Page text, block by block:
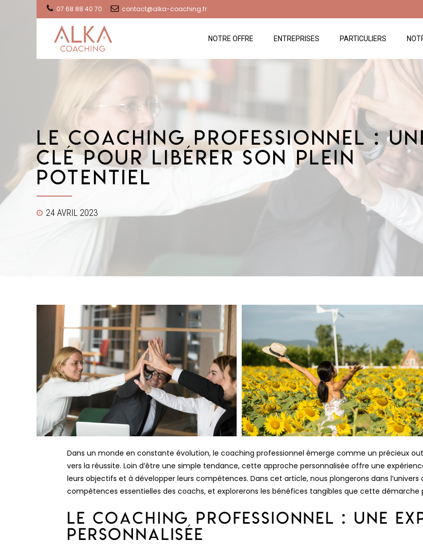
07 68 88 40 70 contact@alka-coaching.fr
NOTRE OFFRE ENTREPRISES PARTICULIERS
Le Coaching Professionnel :
Clé pour Libérer son Plein
Potentiel
24 AVRIL 2023
Dans un monde en constante évolution, le coaching professionnel émerge comme un précieux
vers la réussite. Loin d’être une simple tendance, cette approche personnalisée offre une
leurs objectifs et à développer leurs compétences. Dans cet article, nous plongerons dans
compétences essentielles des coachs, et explorerons les bénéfices tangibles que cette démarche
Le Coaching Professionnel : Une
Personnalisée